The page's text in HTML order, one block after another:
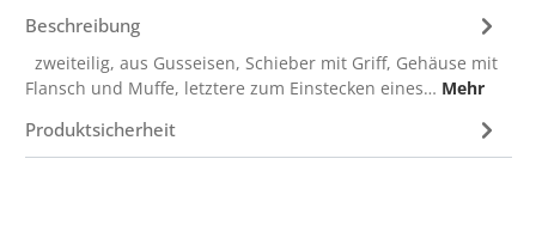
Beschreibung
zweiteilig, aus Gusseisen, Schieber mit Griff, Gehäuse mit
Flansch und Muffe, letztere zum Einstecken eines… Mehr
Produktsicherheit